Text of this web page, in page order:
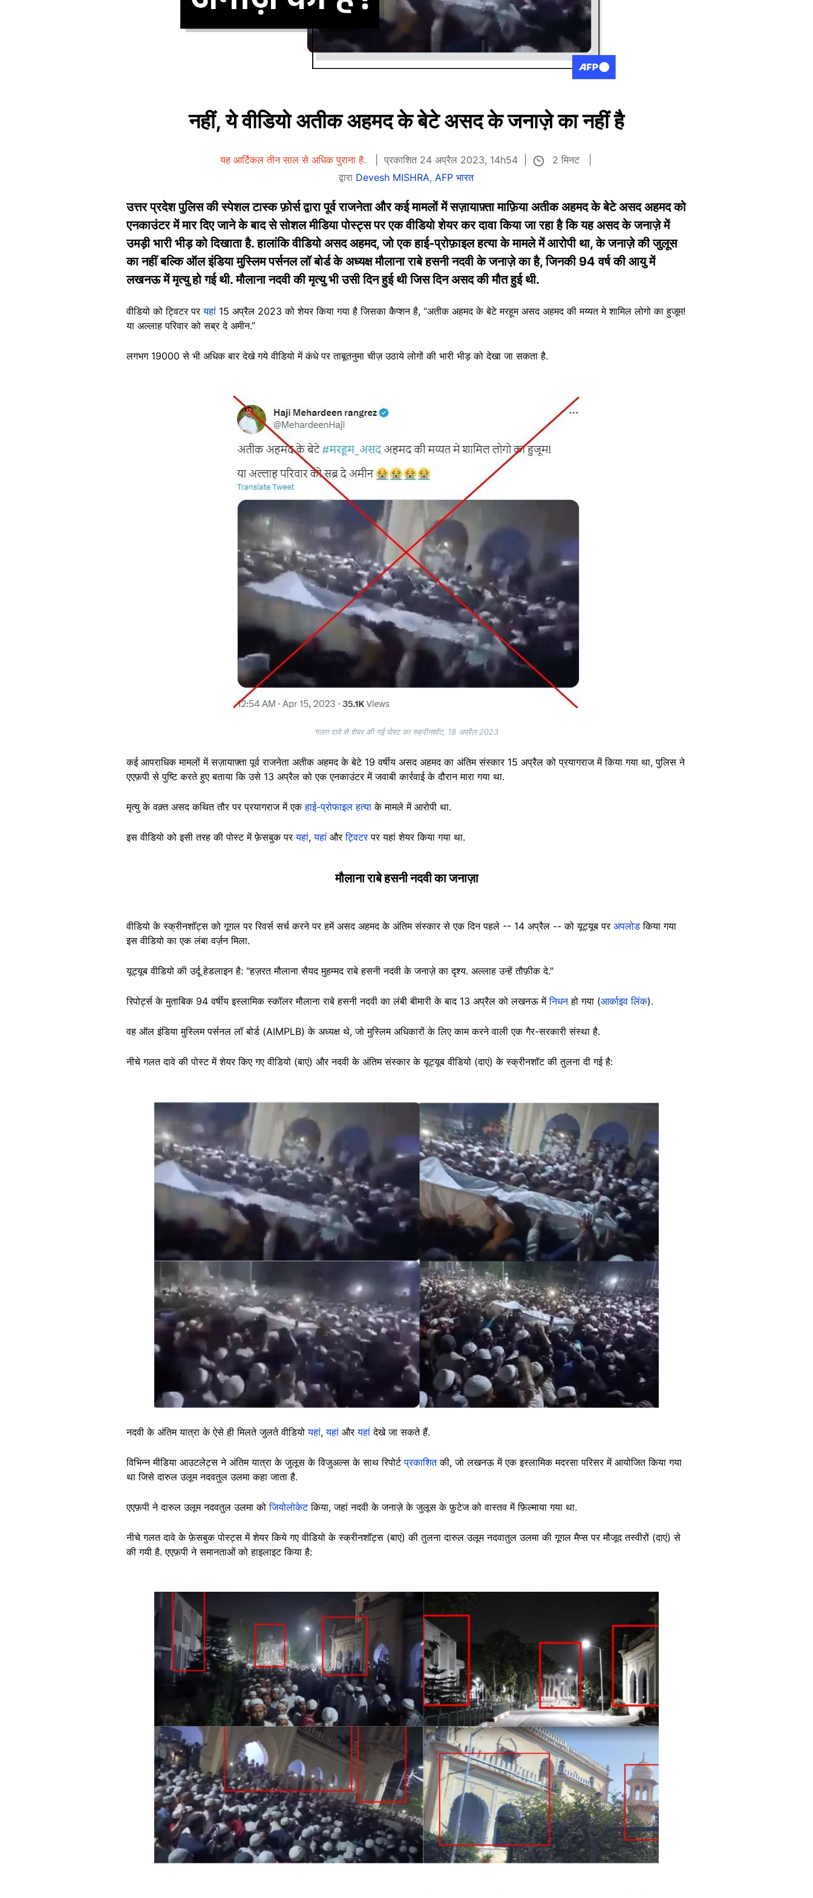
नहीं, ये वीडियो अतीक अहमद के बेटे असद के जनाज़े का नहीं है
यह आर्टिकल तीन साल से अधिक पुराना है. प्रकाशित 24 अप्रैल 2023, 14h54
2 मिनट
द्वारा Devesh MISHRA, AFP भारत
उत्तर प्रदेश पुलिस की स्पेशल टास्क फ़ोर्स द्वारा पूर्व राजनेता और कई मामलों में सज़ायाफ़्ता माफ़िया अतीक अहमद के बेटे असद अहमद को
एनकाउंटर में मार दिए जाने के बाद से सोशल मीडिया पोस्ट्स पर एक वीडियो शेयर कर दावा किया जा रहा है कि यह असद के जनाज़े में
उमड़ी भारी भीड़ को दिखाता है. हालांकि वीडियो असद अहमद, जो एक हाई-प्रोफ़ाइल हत्या के मामले में आरोपी था, के जनाज़े की जुलूस
का नहीं बल्कि ऑल इंडिया मुस्लिम पर्सनल लॉ बोर्ड के अध्यक्ष मौलाना राबे हसनी नदवी के जनाज़े का है, जिनकी 94 वर्ष की आयु में
लखनऊ में मृत्यु हो गई थी. मौलाना नदवी की मृत्यु भी उसी दिन हुई थी जिस दिन असद की मौत हुई थी.
वीडियो को ट्विटर परयहां 15 अप्रैल 2023 को शेयर किया गया है जिसका कैप्शन है, “अतीक अहमद के बेटे मरहूम असद अहमद की मय्यत मे शामिल लोगो का हुजूम!
या अल्लाह परिवार को सब्र दे अमीन.”
लगभग 19000 से भी अधिक बार देखे गये वीडियो में कंधे पर ताबूतनुमा चीज़ उठाये लोगों की भारी भीड़ को देखा जा सकता है.
गलत दावे से शेयर की गई पोस्ट का स्क्रीनशॉट, 18 अप्रैल 2023
कई आपराधिक मामलों में सज़ायाफ़्ता पूर्व राजनेता अतीक अहमद के बेटे 19 वर्षीय असद अहमद का अंतिम संस्कार 15 अप्रैल को प्रयागराज में किया गया था, पुलिस ने
एएफ़पी से पुष्टि करते हुए बताया कि उसे 13 अप्रैल को एक एनकाउंटर में जवाबी कार्रवाई के दौरान मारा गया था.
मृत्यु के वक़्त असद कथित तौर पर प्रयागराज में एकहाई-प्रोफाइल हत्या के मामले में आरोपी था.
इस वीडियो को इसी तरह की पोस्ट में फ़ेसबुक परयहां,यहां औरट्विटरपर यहां शेयर किया गया था.
मौलाना राबे हसनी नदवी का जनाज़ा
वीडियो के स्क्रीनशॉट्स को गूगल पर रिवर्स सर्च करने पर हमें असद अहमद के अंतिम संस्कार से एक दिन पहले -- 14 अप्रैल -- को यूट्यूब पर अपलोडकिया गया
इस वीडियो का एक लंबा वर्ज़न मिला.
यूट्यूब वीडियो की उर्दू हेडलाइन है: "हज़रत मौलाना सैयद मुहम्मद राबे हसनी नदवी के जनाज़े का दृश्य. अल्लाह उन्हें तौफ़ीक दे."
रिपोर्ट्स के मुताबिक 94 वर्षीय इस्लामिक स्कॉलर मौलाना राबे हसनी नदवी का लंबी बीमारी के बाद 13 अप्रैल को लखनऊ मेंनिधनहो गया (आर्काइव लिंक).
वह ऑल इंडिया मुस्लिम पर्सनल लॉ बोर्ड (AIMPLB) के अध्यक्ष थे, जो मुस्लिम अधिकारों के लिए काम करने वाली एक गैर-सरकारी संस्था है.
नीचे गलत दावे की पोस्ट में शेयर किए गए वीडियो (बाएं) और नदवी के अंतिम संस्कार के यूट्यूब वीडियो (दाएं) के स्क्रीनशॉट की तुलना दी गई है:
नदवी के अंतिम यात्रा के ऐसे ही मिलते जुलते वीडियोयहां,यहां औरयहांदेखे जा सकते हैं.
विभिन्न मीडिया आउटलेट्स ने अंतिम यात्रा के जुलूस के विजुअल्स के साथ रिपोर्टप्रकाशितकी, जो लखनऊ में एक इस्लामिक मदरसा परिसर में आयोजित किया गया
था जिसे दारुल उलूम नदवतुल उलमा कहा जाता है.
एएफ़पी ने दारुल उलूम नदवतुल उलमा कोजियोलोकेटकिया, जहां नदवी के जनाज़े के जुलूस के फ़ुटेज को वास्तव में फ़िल्माया गया था.
नीचे गलत दावे के फ़ेसबुक पोस्ट्स में शेयर किये गए वीडियो के स्क्रीनशॉट्स (बाएं) की तुलना दारुल उलूम नदवातुल उलमा की गूगल मैप्स पर मौजूद तस्वीरों (दाएं) से
की गयी है. एएफ़पी ने समानताओं को हाइलाइट किया है: